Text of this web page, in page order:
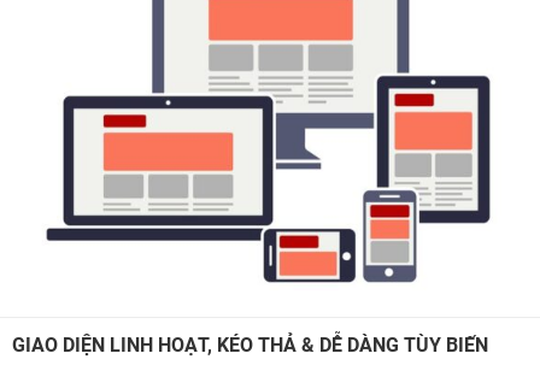
GIAO DIỆN LINH HOẠT, KÉO THẢ & DỄ DÀNG TÙY BIẾN